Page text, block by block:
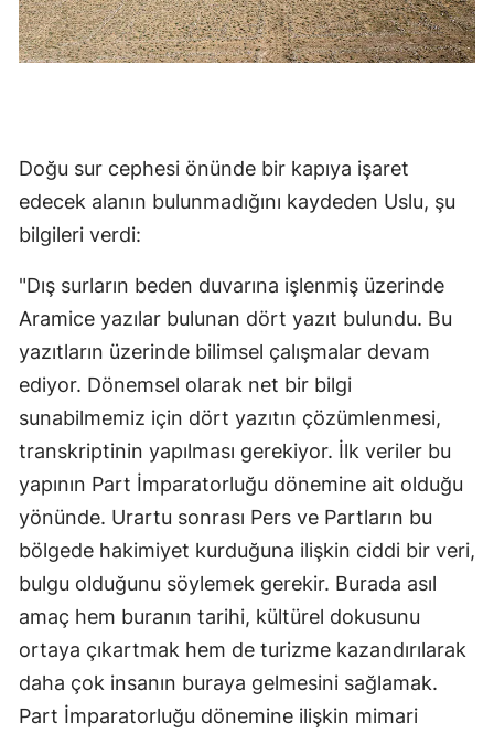
Samsun
Sivas
Tekirdağ
Trabzon
Tunceli
Uşak
Van
Zonguldak
Aksaray
Bayburt
Karaman
Doğu sur cephesi önünde bir kapıya işaret
edecek alanın bulunmadığını kaydeden Uslu, şu
bilgileri verdi:
"Dış surların beden duvarına işlenmiş üzerinde
Aramice yazılar bulunan dört yazıt bulundu. Bu
yazıtların üzerinde bilimsel çalışmalar devam
ediyor. Dönemsel olarak net bir bilgi
sunabilmemiz için dört yazıtın çözümlenmesi,
transkriptinin yapılması gerekiyor. İlk veriler bu
yapının Part İmparatorluğu dönemine ait olduğu
yönünde. Urartu sonrası Pers ve Partların bu
bölgede hakimiyet kurduğuna ilişkin ciddi bir veri,
bulgu olduğunu söylemek gerekir. Burada asıl
amaç hem buranın tarihi, kültürel dokusunu
ortaya çıkartmak hem de turizme kazandırılarak
daha çok insanın buraya gelmesini sağlamak.
Part İmparatorluğu dönemine ilişkin mimari